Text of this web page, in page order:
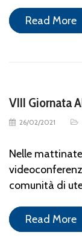
Read More
VIII Giornata
26/02/2021
Nelle
comunità di
Read More